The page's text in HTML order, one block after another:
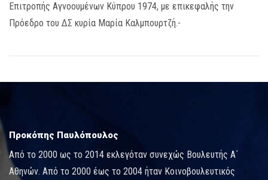
Επιτροπής Αγνοουμένων Κύπρου 1974, με επικεφαλής την
Πρόεδρο του ΔΣ κυρία Μαρία Καλμπουρτζή.-
Προκόπης Παυλόπουλος
Από το 2000 ως το 2014 εκλεγόταν συνεχώς Βουλευτής Α΄
Αθηνών. Από το 2000 έως το 2004 ήταν Κοινοβουλευτικός